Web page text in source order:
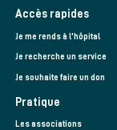
Accès rapides
Je me rends à l'hôpital
Je recherche un service
Je souhaite faire un don
Pratique
Les associations